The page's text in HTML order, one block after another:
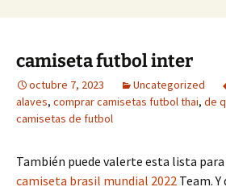
camiseta futbol inter
octubre 7, 2023 Uncategorized
alaves, comprar camisetas futbol thai, de
camisetas de futbol
También puede valerte esta lista
camiseta brasil mundial 2022 Team.